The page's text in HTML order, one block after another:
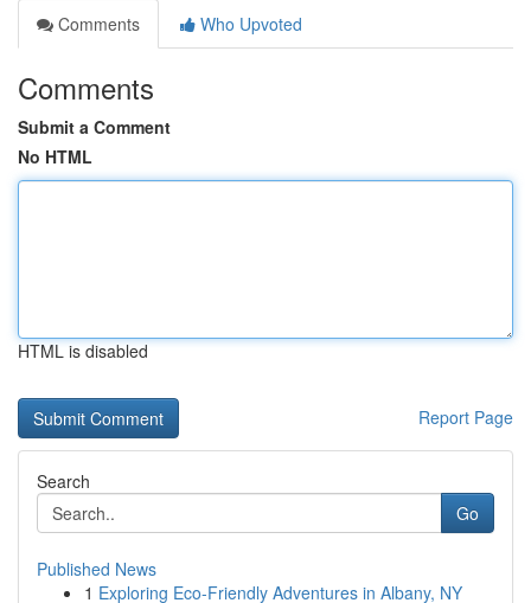
Comments
Who Upvoted
Comments
Submit a Comment
No HTML
HTML is disabled
Report Page
Search
Go
Published News
1 Exploring Eco-Friendly Adventures in Albany, NY